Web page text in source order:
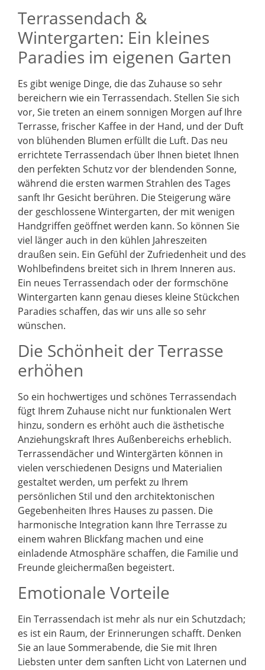
Terrassendach &
Wintergarten: Ein kleines
Paradies im eigenen Garten
Es gibt wenige Dinge, die das Zuhause so sehr
bereichern wie ein Terrassendach. Stellen Sie sich
vor, Sie treten an einem sonnigen Morgen auf Ihre
Terrasse, frischer Kaffee in der Hand, und der Duft
von blühenden Blumen erfüllt die Luft. Das neu
errichtete Terrassendach über Ihnen bietet Ihnen
den perfekten Schutz vor der blendenden Sonne,
während die ersten warmen Strahlen des Tages
sanft Ihr Gesicht berühren. Die Steigerung wäre
der geschlossene Wintergarten, der mit wenigen
Handgriffen geöffnet werden kann. So können Sie
viel länger auch in den kühlen Jahreszeiten
draußen sein. Ein Gefühl der Zufriedenheit und des
Wohlbefindens breitet sich in Ihrem Inneren aus.
Ein neues Terrassendach oder der formschöne
Wintergarten kann genau dieses kleine Stückchen
Paradies schaffen, das wir uns alle so sehr
wünschen.
Die Schönheit der Terrasse
erhöhen
So ein hochwertiges und schönes Terrassendach
fügt Ihrem Zuhause nicht nur funktionalen Wert
hinzu, sondern es erhöht auch die ästhetische
Anziehungskraft Ihres Außenbereichs erheblich.
Terrassendächer und Wintergärten können in
vielen verschiedenen Designs und Materialien
gestaltet werden, um perfekt zu Ihrem
persönlichen Stil und den architektonischen
Gegebenheiten Ihres Hauses zu passen. Die
harmonische Integration kann Ihre Terrasse zu
einem wahren Blickfang machen und eine
einladende Atmosphäre schaffen, die Familie und
Freunde gleichermaßen begeistert.
Emotionale Vorteile
Ein Terrassendach ist mehr als nur ein Schutzdach;
es ist ein Raum, der Erinnerungen schafft. Denken
Sie an laue Sommerabende, die Sie mit Ihren
Liebsten unter dem sanften Licht von Laternen und